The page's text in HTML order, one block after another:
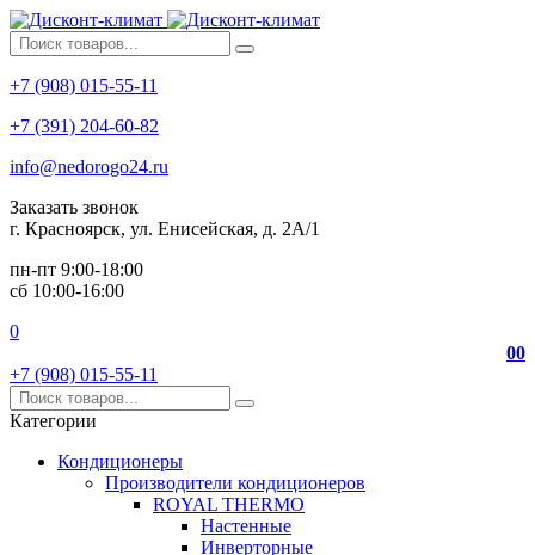
+7 (908) 015-55-11
+7 (391) 204-60-82
info@nedorogo24.ru
Заказать звонок
г. Красноярск, ул. Енисейская, д. 2А/1
пн-пт 9:00-18:00
сб 10:00-16:00
0
00
+7 (908) 015-55-11
Категории
Кондиционеры
Производители кондиционеров
ROYAL THERMO
Настенные
Инверторные